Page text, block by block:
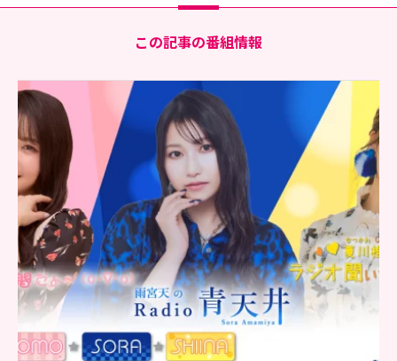
この記事の番組情報